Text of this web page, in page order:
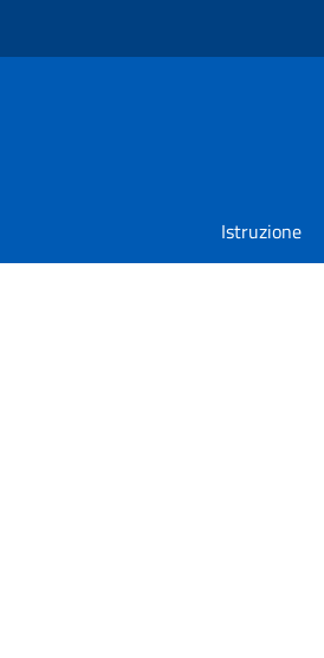
Istruzione